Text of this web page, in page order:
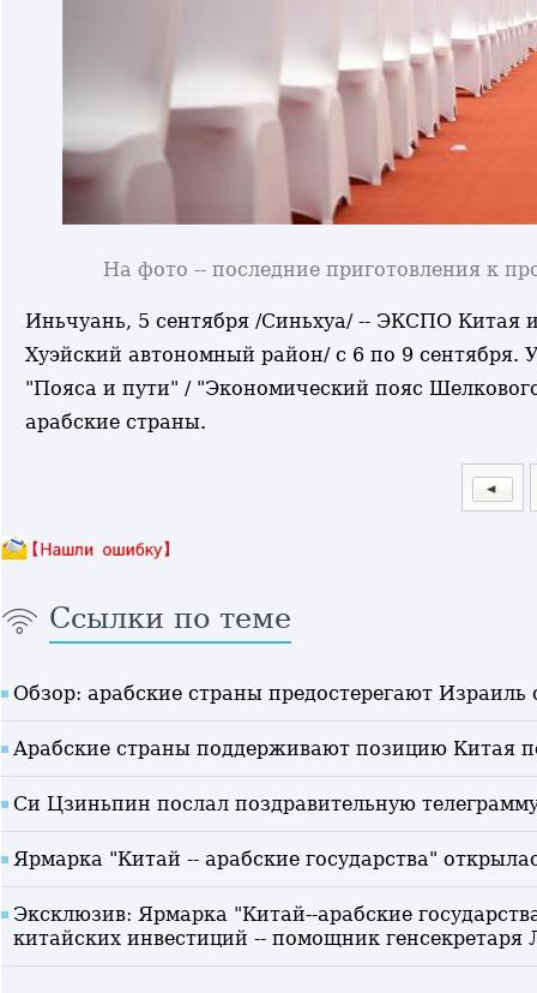
На фото -- последние приготовления к
Иньчуань, 5 сентября /Синьхуа/ -- ЭКСПО Китая
Хуэйский автономный район/ с 6 по 9 сентября.
"Пояса и пути" / "Экономический пояс
арабские страны.
Ссылки по теме
Обзор: арабские страны предостерегают
Арабские страны поддерживают позицию Китая
Си Цзиньпин послал поздравительную
Ярмарка "Китай -- арабские государства"
Эксклюзив: Ярмарка "Китай--арабские
китайских инвестиций -- помощник генсекретаря